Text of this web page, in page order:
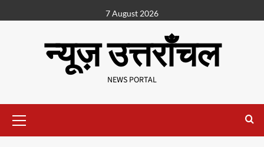
7 August 2026
न्यूज़ उत्तराँचल
NEWS PORTAL